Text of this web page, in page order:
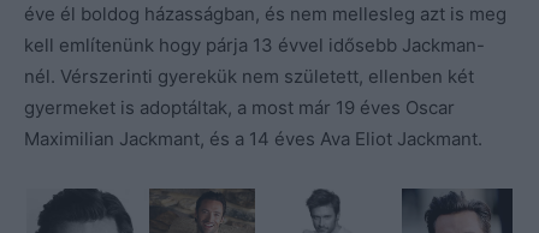
éve él boldog házasságban, és nem mellesleg azt is meg
kell említenünk hogy párja 13 évvel idősebb Jackman-
nél. Vérszerinti gyerekük nem született, ellenben két
gyermeket is adoptáltak, a most már 19 éves Oscar
Maximilian Jackmant, és a 14 éves Ava Eliot Jackmant.